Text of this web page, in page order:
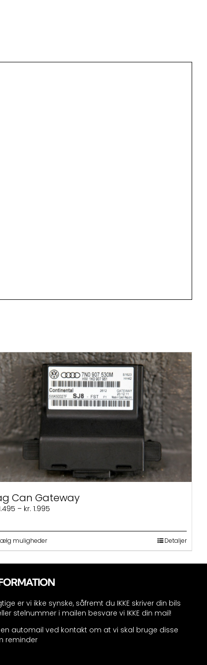
Can Gateway
– kr. 1.995Prisinterval:
mulighederDette
vare
varianter.
kan
vælges
varesiden
Detaljer
er vi ikke synske, såfremt du IKKE skriver din bils
stelnummer i mailen besvare vi IKKE din mail!
automail ved kontakt om at vi skal bruge disse
reminder